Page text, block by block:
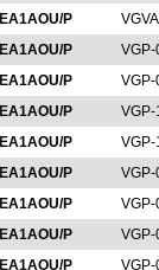
EA1AOU/P
EA1AOU/P
EA1AOU/P
EA1AOU/P
EA1AOU/P
EA1AOU/P
EA1AOU/P
EA1AOU/P
EA1AOU/P